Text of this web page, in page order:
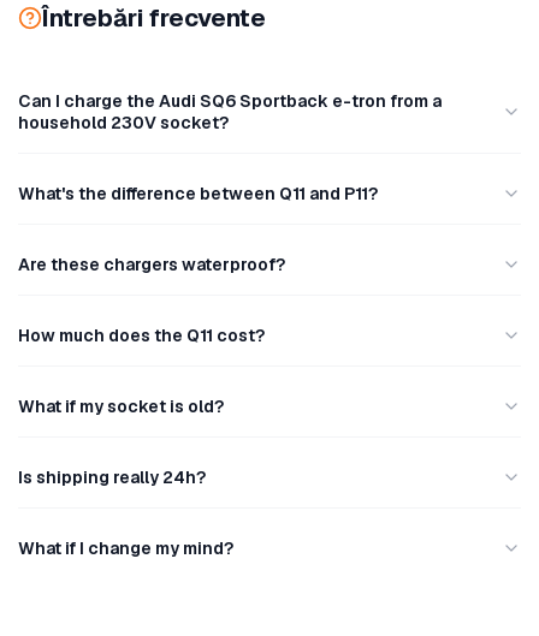
Întrebări frecvente
Can I charge the Audi SQ6 Sportback e-tron from a
household 230V socket?
What's the difference between Q11 and P11?
Are these chargers waterproof?
How much does the Q11 cost?
What if my socket is old?
Is shipping really 24h?
What if I change my mind?